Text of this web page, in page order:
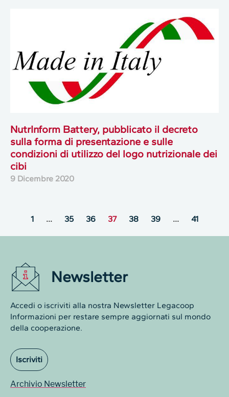
NutrInform Battery, pubblicato il decreto
sulla forma di presentazione e sulle
condizioni di utilizzo del logo nutrizionale dei
cibi
9 Dicembre 2020
1 … 35 36 37 38 39 … 41
Newsletter
Accedi o iscriviti alla nostra Newsletter Legacoop
Informazioni per restare sempre aggiornati sul mondo
della cooperazione.
Iscriviti
Archivio Newsletter